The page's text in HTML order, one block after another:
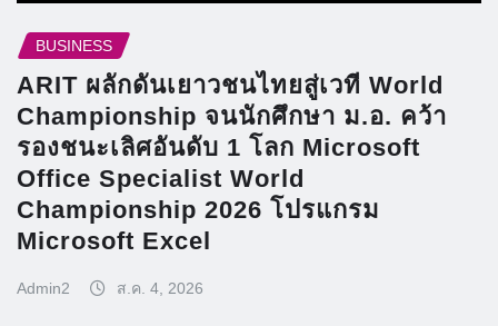
BUSINESS
ARIT ผลักดันเยาวชนไทยสู่เวที World
Championship จนนักศึกษา ม.อ. คว้า
รองชนะเลิศอันดับ 1 โลก Microsoft
Office Specialist World
Championship 2026 โปรแกรม
Microsoft Excel
Admin2 ส.ค. 4, 2026